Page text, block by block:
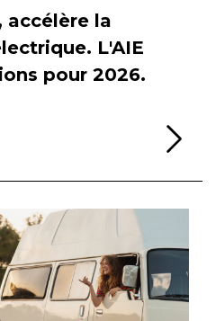
accélère la
L'AIE
pour 2026.